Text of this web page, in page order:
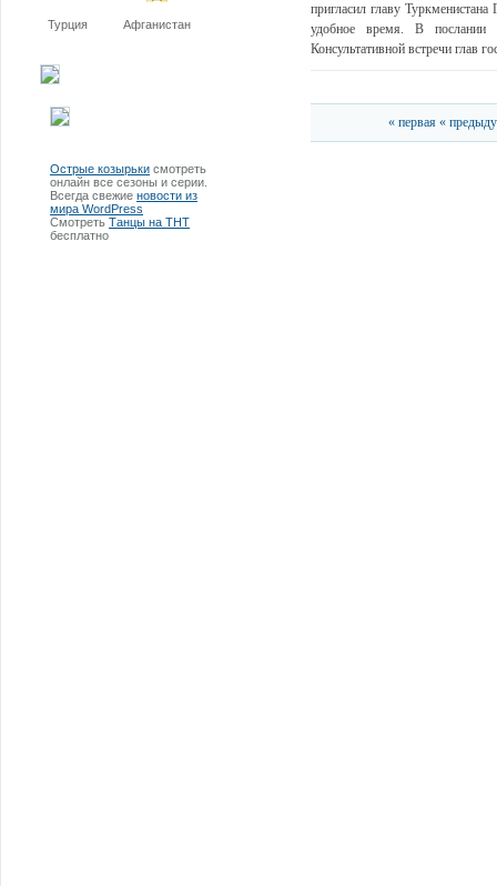
Турция Афганистан
Острые козырьки смотреть
онлайн все сезоны и серии.
Всегда свежие новости из
мира WordPress
Смотреть Танцы на ТНТ
бесплатно
пригласил главу
удобное время. В послании
Консультативной встречи глав
« первая «